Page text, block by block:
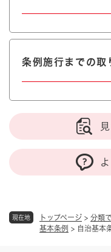
現在地 トップページ > 分類
基本条例 > 自治基本
条例施行までの取